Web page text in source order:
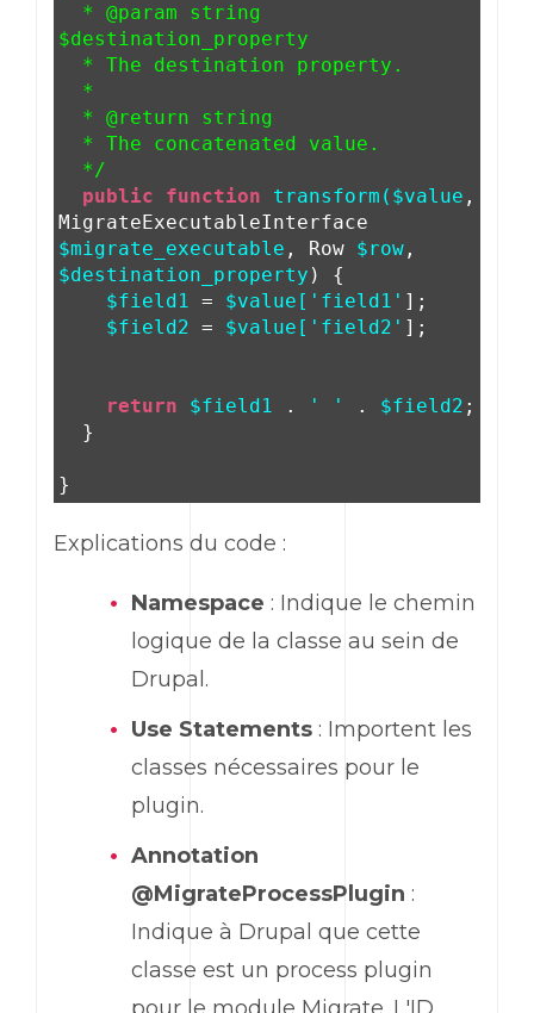
* @param string
$destination_property
* The destination property.
*
* @return string
* The concatenated value.
*/
public function
transform($value ,
MigrateExecutableInterface
$migrate_executable , Row $row ,
$destination_property ) {
$field1 = $value['field1' ];
$field2 = $value['field2' ];
return $field1 . ' ' . $field2 ;
}
}
Explications du code :
Namespace : Indique le chemin
logique de la classe au sein de
Drupal.
Use Statements : Importent les
classes nécessaires pour le
plugin.
Annotation
@MigrateProcessPlugin :
Indique à Drupal que cette
classe est un process plugin